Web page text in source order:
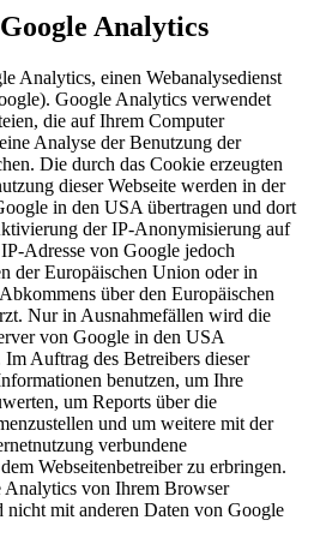
Analytics
Analytics, einen Webanalysedienst
Google Analytics verwendet
die auf Ihrem Computer
Analyse der Benutzung der
Die durch das Cookie erzeugten
dieser Webseite werden in der
in den USA übertragen und dort
der IP-Anonymisierung auf
Adresse von Google jedoch
der Europäischen Union oder in
über den Europäischen
Nur in Ausnahmefällen wird die
von Google in den USA
Auftrag des Betreibers dieser
benutzen, um Ihre
um Reports über die
und um weitere mit der
verbundene
Webseitenbetreiber zu erbringen.
von Ihrem Browser
mit anderen Daten von Google